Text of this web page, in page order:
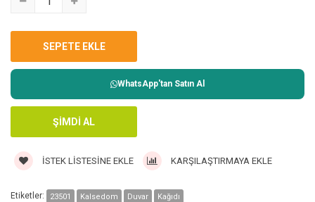
WhatsApp'tan Satın Al
İSTEK LISTESINE EKLE KARŞILAŞTIRMAYA EKLE
Etiketler: 23501 Kalsedom Duvar Kağıdı